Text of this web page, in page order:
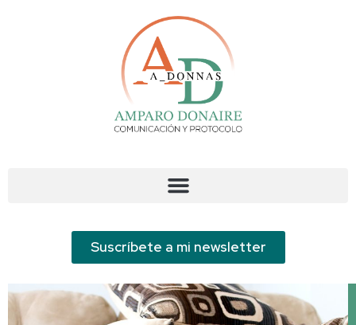
Suscríbete a mi newsletter